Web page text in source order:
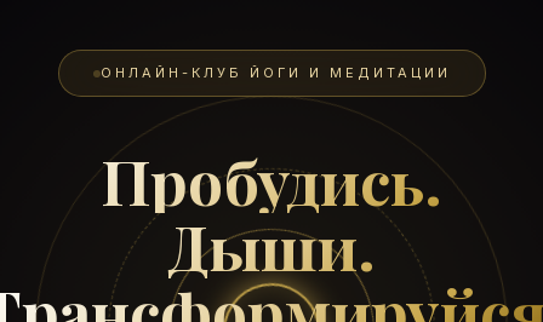
ОНЛАЙН-КЛУБ ЙОГИ И МЕДИТАЦИИ
Пробудись.
Дыши.